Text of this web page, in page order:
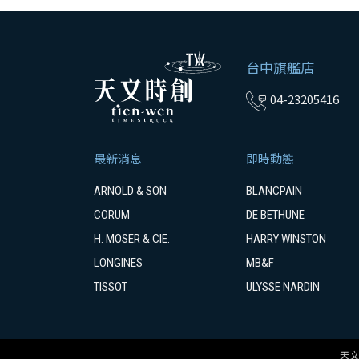
台中旗艦店
04-23205416
最新消息 即時動態
ARNOLD & SON
BLANCPAIN
CORUM
DE BETHUNE
H. MOSER & CIE.
HARRY WINSTON
LONGINES
MB&F
TISSOT
ULYSSE NARDIN
天